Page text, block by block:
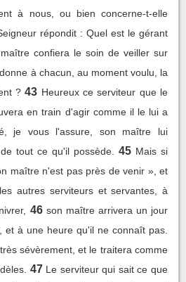
à nous, ou bien concerne-t-elle
répondit : Quel est le gérant
confiera le soin de veiller sur
à chacun, au moment voulu, la
? 43 Heureux ce serviteur que le
en train d'agir comme il le lui a
je vous l'assure, son maître lui
tout ce qu'il possède.
45 Mais si
maître n'est pas près de venir », et
autres serviteurs et servantes, à
46 son maître arrivera un jour
à une heure qu'il ne connaît pas.
sévèrement, et le traitera comme
47 Le serviteur qui sait ce que